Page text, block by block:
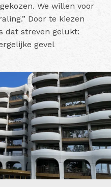
We willen voor
Door te kiezen
dat streven gelukt:
gevel